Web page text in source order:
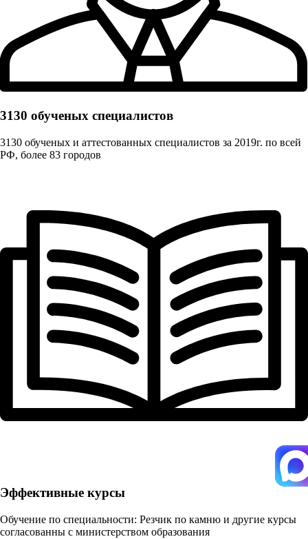
3130 обученых cпециалистов
3130 обученых и аттестованных специалистов за 2019г. по всей
РФ, более 83 городов
Эффективные курсы
Обучение по специальности: Резчик по камню и другие курсы
согласованны с министерством образования